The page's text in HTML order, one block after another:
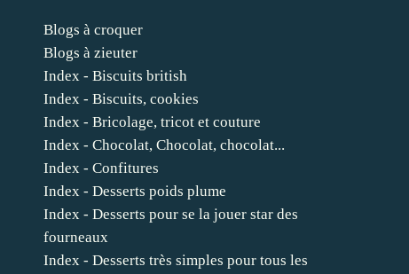
Blogs à croquer
Blogs à zieuter
Index - Biscuits british
Index - Biscuits, cookies
Index - Bricolage, tricot et couture
Index - Chocolat, Chocolat, chocolat...
Index - Confitures
Index - Desserts poids plume
Index - Desserts pour se la jouer star des
fourneaux
Index - Desserts très simples pour tous les